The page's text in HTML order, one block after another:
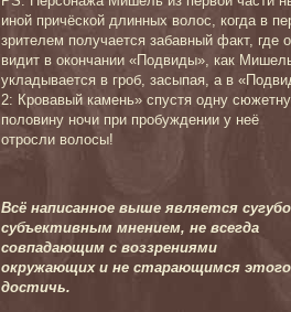
иной причёской длинных волос, когда в
зрителем получается забавный факт, где
видит в окончании «Подвиды», как
укладывается в гроб, засыпая, а в
2: Кровавый камень» спустя одну
половину ночи при пробуждении у неё
отросли волосы!
Всё написанное выше является сугубо
субъективным мнением, не всегда
совпадающим с воззрениями
окружающих и не старающимся этого
достичь.